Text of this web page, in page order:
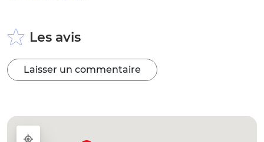
Les avis
Laisser un commentaire